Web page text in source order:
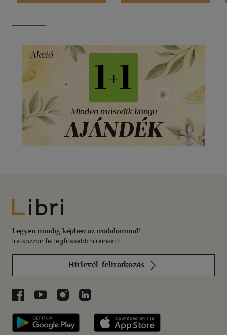
Libri
Legyen mindig képben az irodalommal!
Iratkozzon fel legfrissebb híreinkért!
Hírlevél-feliratkozás
Libri a Facebookon
Libri a Youtube-on
Libri az Instagramon
Libri a LinkedInen
Libri applikáció Szerezd meg: Google